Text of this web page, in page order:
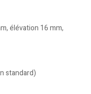
élévation 16 mm,
standard)